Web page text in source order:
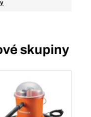
skupiny